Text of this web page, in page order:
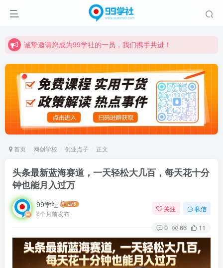
诚挚邀请您成为99学社的一员，我们携手共进！
诚挚邀请您成为99学社的一员，我们携手共进！
学习路上不孤独，99学社与你同行！分享全网优质VIP资源，炒股教程、创业教程、网络营销教程、自媒体短视频教程等，长期更新各大精品创业项目！
首页 网创学校 创业点子 正文
头条最新蓝海赛道，一天轻松大几百，每天花十分
钟也能月入过万
99学社
6个月前发布
关注 私信
0 66 11